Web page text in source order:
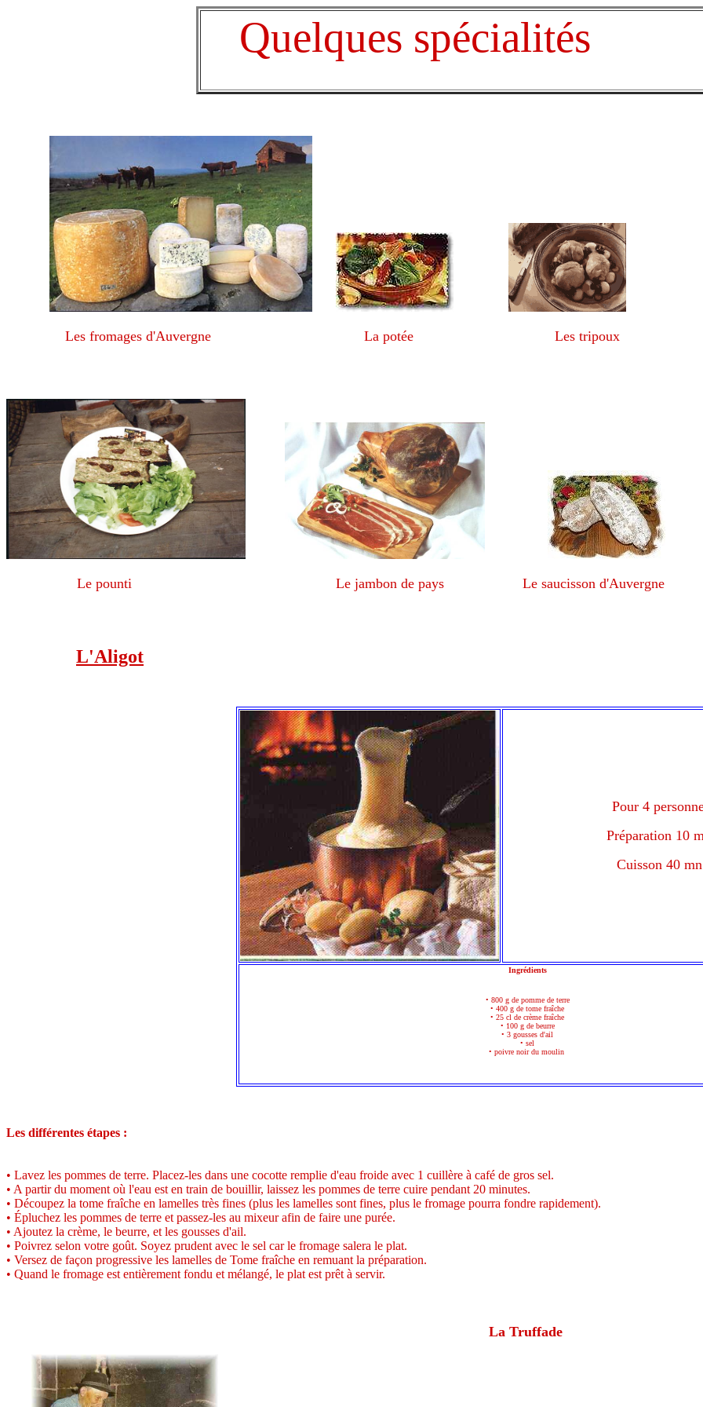
Quelques spécialités
Les fromages d'Auvergne La potée Les tripoux
Le pounti Le jambon de pays Le saucisson d'Auvergne
L'Aligot
Pour 4
Préparation 10
Cuisson 40 mn
Ingrédients
• 800 g de pomme de terre
• 400 g de tome fraîche
• 25 cl de crème fraîche
• 100 g de beurre
• 3 gousses d'ail
• sel
• poivre noir du moulin
Les différentes étapes :
• Lavez les pommes de terre. Placez-les dans une cocotte remplie d'eau froide avec 1 cuillère à café de gros sel.
• A partir du moment où l'eau est en train de bouillir, laissez les pommes de terre cuire pendant 20 minutes.
• Découpez la tome fraîche en lamelles très fines (plus les lamelles sont fines, plus le fromage pourra fondre rapidement).
• Épluchez les pommes de terre et passez-les au mixeur afin de faire une purée.
• Ajoutez la crème, le beurre, et les gousses d'ail.
• Poivrez selon votre goût. Soyez prudent avec le sel car le fromage salera le plat.
• Versez de façon progressive les lamelles de Tome fraîche en remuant la préparation.
• Quand le fromage est entièrement fondu et mélangé, le plat est prêt à servir.
La Truffade